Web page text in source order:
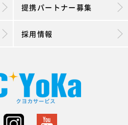
提携パートナー募集
採用情報